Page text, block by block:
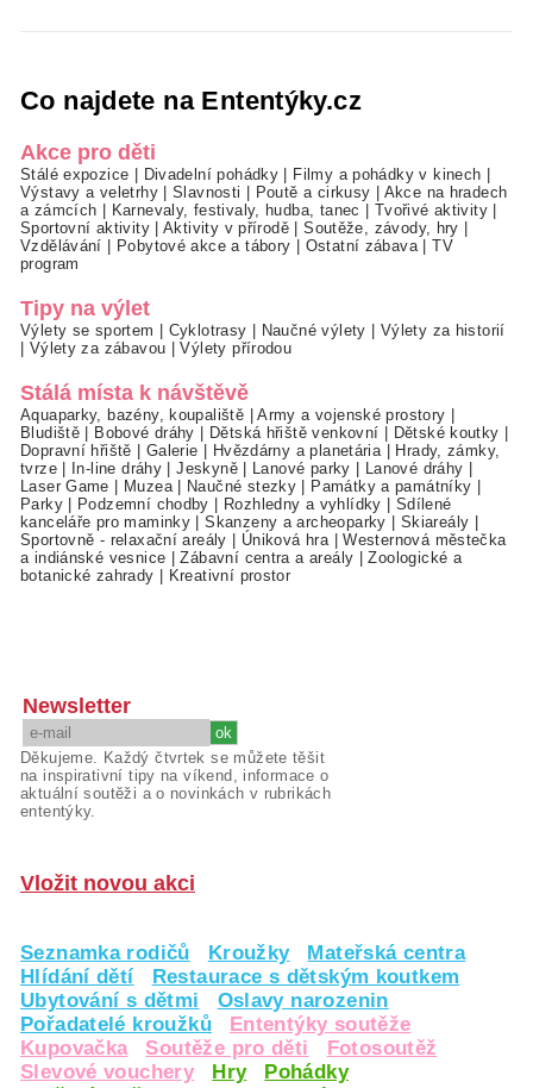
Co najdete na Ententýky.cz
Akce pro děti
Stálé expozice Divadelní pohádky Filmy a pohádky v kinech
Výstavy a veletrhy|Slavnosti Poutě a cirkusy
Akce na hradech
a zámcích
Karnevaly, festivaly, hudba, tanec Tvořivé aktivity
Sportovní aktivity|Aktivity v přírodě |Soutěže, závody, hry
Vzdělávání
Pobytové akce a tábory Ostatní zábava|TV
program
Tipy na výlet
Výlety se sportem Cyklotrasy Naučné výlety
Výlety za historií
Výlety za zábavou |Výlety přírodou
Stálá místa k návštěvě
Aquaparky, bazény, koupaliště |Army a vojenské prostory
Bludiště
Bobové dráhy Dětská hřiště venkovní Dětské koutky
Dopravní hřiště
Galerie Hvězdárny a planetária|
Hrady, zámky,
tvrze| In-line dráhy |Jeskyně| Lanové parky Lanové dráhy
Laser Game
Muzea| Naučné stezky Památky a památníky
Parky| Podzemní chodby Rozhledny a vyhlídky
Sdílené
kanceláře pro maminky |Skanzeny a archeoparky Skiareály
Sportovně - relaxační areály
Úniková hra|Westernová městečka
a indiánské vesnice |Zábavní centra a areály |Zoologické a
botanické zahrady
Kreativní prostor
Newsletter
Děkujeme. Každý čtvrtek se můžete těšit
na inspirativní tipy na víkend, informace o
aktuální soutěži a o novinkách v rubrikách
ententýky.
Vložit novou akci
Seznamka rodičů Kroužky
Mateřská centra
Hlídání dětí
Restaurace s dětským koutkem
Ubytování s dětmi
Oslavy narozenin
Pořadatelé kroužků
Ententýky soutěže
Kupovačka
Soutěže pro děti
Fotosoutěž
Slevové vouchery
Hry
Pohádky